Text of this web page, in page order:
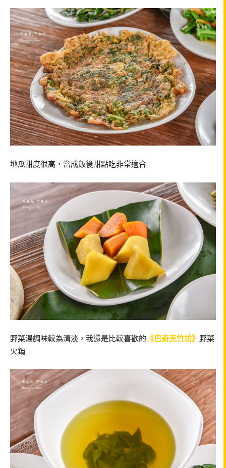
地瓜甜度很高，當成飯後甜點吃非常適合
野菜湯調味較為清淡，我還是比較喜歡的 《巴奇克竹坊》 野菜
火鍋